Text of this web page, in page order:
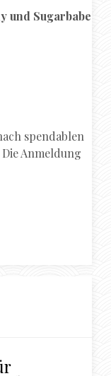
und Sugarbabe
spendablen
Anmeldung